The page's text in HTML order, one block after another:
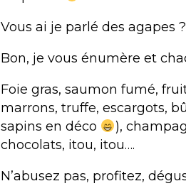
Vous ai je parlé des agapes ?
Bon, je vous énumère et
Foie gras, saumon fumé,
marrons, truffe, escargots,
sapins en déco
),
chocolats, itou, itou….
N’abusez pas, profitez,